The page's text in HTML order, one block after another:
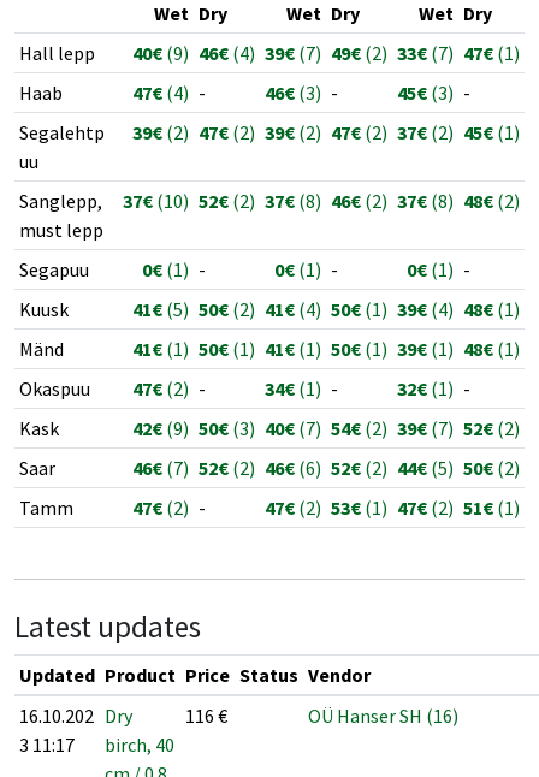
Wet Dry Wet Dry Wet Dry
Hall lepp
40€ (9) 46€ (4) 39€ (7) 49€ (2) 33€ (7) 47€ (1)
Haab
47€ (4) - 46€ (3) - 45€ (3) -
Segalehtp
uu
39€ (2) 47€ (2) 39€ (2) 47€ (2) 37€ (2) 45€ (1)
Sanglepp,
must lepp
37€ (10) 52€ (2) 37€ (8) 46€ (2) 37€ (8) 48€ (2)
Segapuu 0€ (1) - 0€ (1) - 0€ (1) -
Kuusk
41€ (5) 50€ (2) 41€ (4) 50€ (1) 39€ (4) 48€ (1)
Mänd
41€ (1) 50€ (1) 41€ (1) 50€ (1) 39€ (1) 48€ (1)
Okaspuu
47€ (2) - 34€ (1) - 32€ (1) -
Kask
42€ (9) 50€ (3) 40€ (7) 54€ (2) 39€ (7) 52€ (2)
Saar
46€ (7) 52€ (2) 46€ (6) 52€ (2) 44€ (5) 50€ (2)
Tamm
47€ (2) - 47€ (2) 53€ (1) 47€ (2) 51€ (1)
Latest updates
Updated Product Price Status Vendor
16.10.202
3 11:17
Dry
birch, 40
116 € OÜ Hanser SH (16)